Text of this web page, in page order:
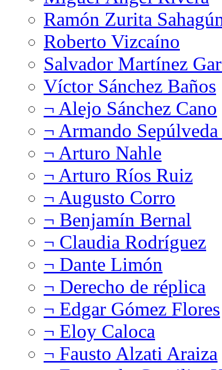
Ramón Zurita
Roberto Vizcaíno
Salvador Martínez
Víctor Sánchez Baños
¬ Alejo Sánchez Cano
¬ Armando
¬ Arturo Nahle
¬ Arturo Ríos Ruiz
¬ Augusto Corro
¬ Benjamín Bernal
¬ Claudia Rodríguez
¬ Dante Limón
¬ Derecho de réplica
¬ Edgar Gómez Flores
¬ Eloy Caloca
¬ Fausto Alzati Araiza